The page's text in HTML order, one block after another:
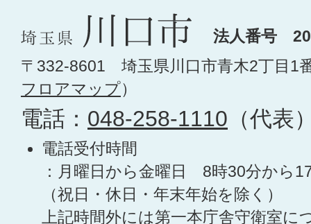
法人番号
〒332-8601 埼玉県川口市青木2丁目1
フロアマップ）
電話： 048-258-1110 （代表
電話受付時間
：月曜日から金曜日 8時30分から
（祝日・休日・年末年始を除く）
上記時間外には第一本庁舎守衛室に